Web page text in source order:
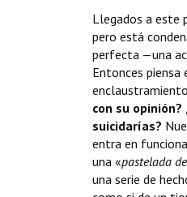
Llegados a este
pero está
perfecta —una
Entonces piensa
con su
suicidarías?
entra en
una «pastelada
una serie de